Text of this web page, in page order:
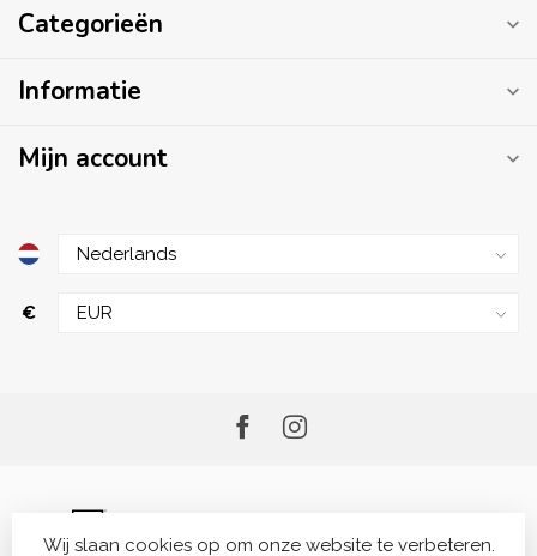
Categorieën
Informatie
Mijn account
€
Wij slaan cookies op om onze website te verbeteren.